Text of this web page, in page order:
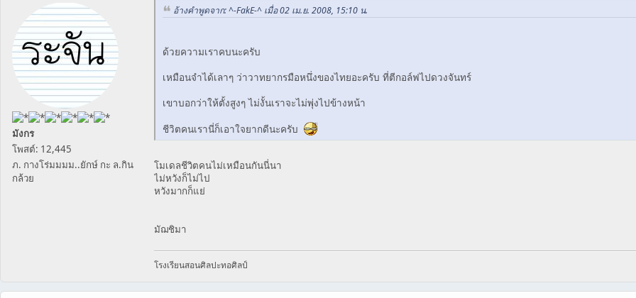
มังกร
โพสต์: 12,445
ภ. กางโร่มมมม..ยักษ์ กะ ล.กิน
กล้วย
อ้างคำพูดจาก: ^-FakE-^ เมื่อ 02 เม.ย. 2008, 15:10 น.
ด้วยความเราคบนะครับ
เหมือนจำได้เลาๆ ว่าวาทยากรมือหนึ่งของไทยอะครับ ที่ตีกอล์ฟไปดวงจันทร์
เขาบอกว่าให้ตั้งสูงๆ ไม่งั้นเราจะไม่พุ่งไปข้างหน้า
ชีวิตคนเรานี่ก็เอาใจยากดีนะครับ
โมเดลชีวิตคนไม่เหมือนกันนี่นา
ไม่หวังก็ไม่ไป
หวังมากก็แย่
มัฌชิมา
โรงเรียนสอนศิลปะทอศิลป์